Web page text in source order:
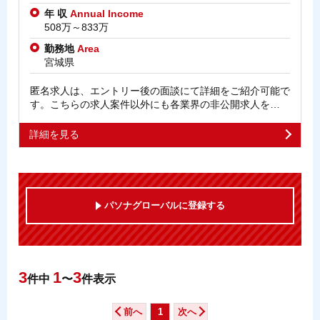
年 収 Annual Income
508万～833万
勤務地Area
宮城県
匿名求人は、エントリー後の面談にて詳細をご紹介可能で
す。こちらの求人案件以外にも各業界の非公開求人を…
詳細を見る
パソナグローバルに登録する
3件中 1〜3件表示
前へ 1 次へ